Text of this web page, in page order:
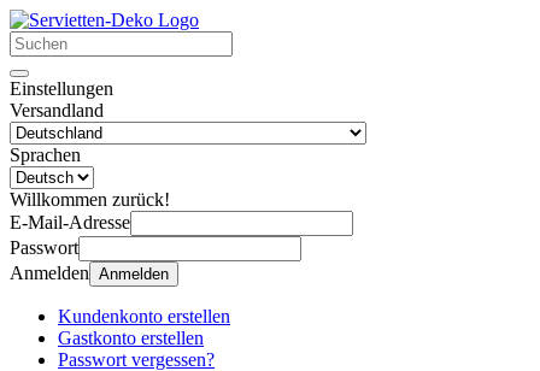
Einstellungen
Versandland
Sprachen
Willkommen zurück!
E-Mail-Adresse
Passwort
Anmelden Anmelden
Kundenkonto erstellen
Gastkonto erstellen
Passwort vergessen?